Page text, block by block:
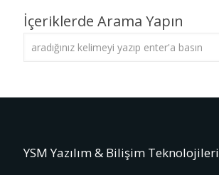
İçeriklerde Arama Yapın
YSM Yazılım & Bilişim Teknolojileri